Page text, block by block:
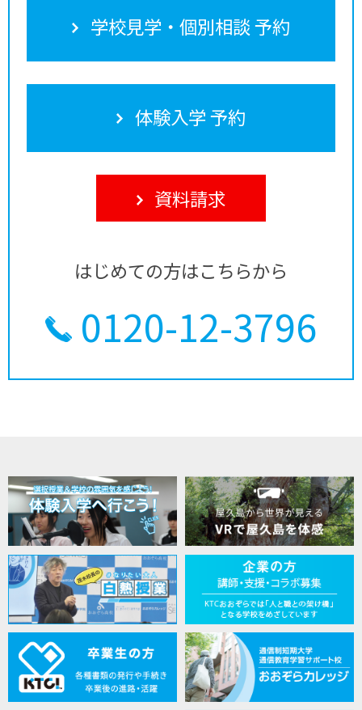
学校見学・個別相談 予約
体験入学 予約
資料請求
はじめての方はこちらから
0120-12-3796